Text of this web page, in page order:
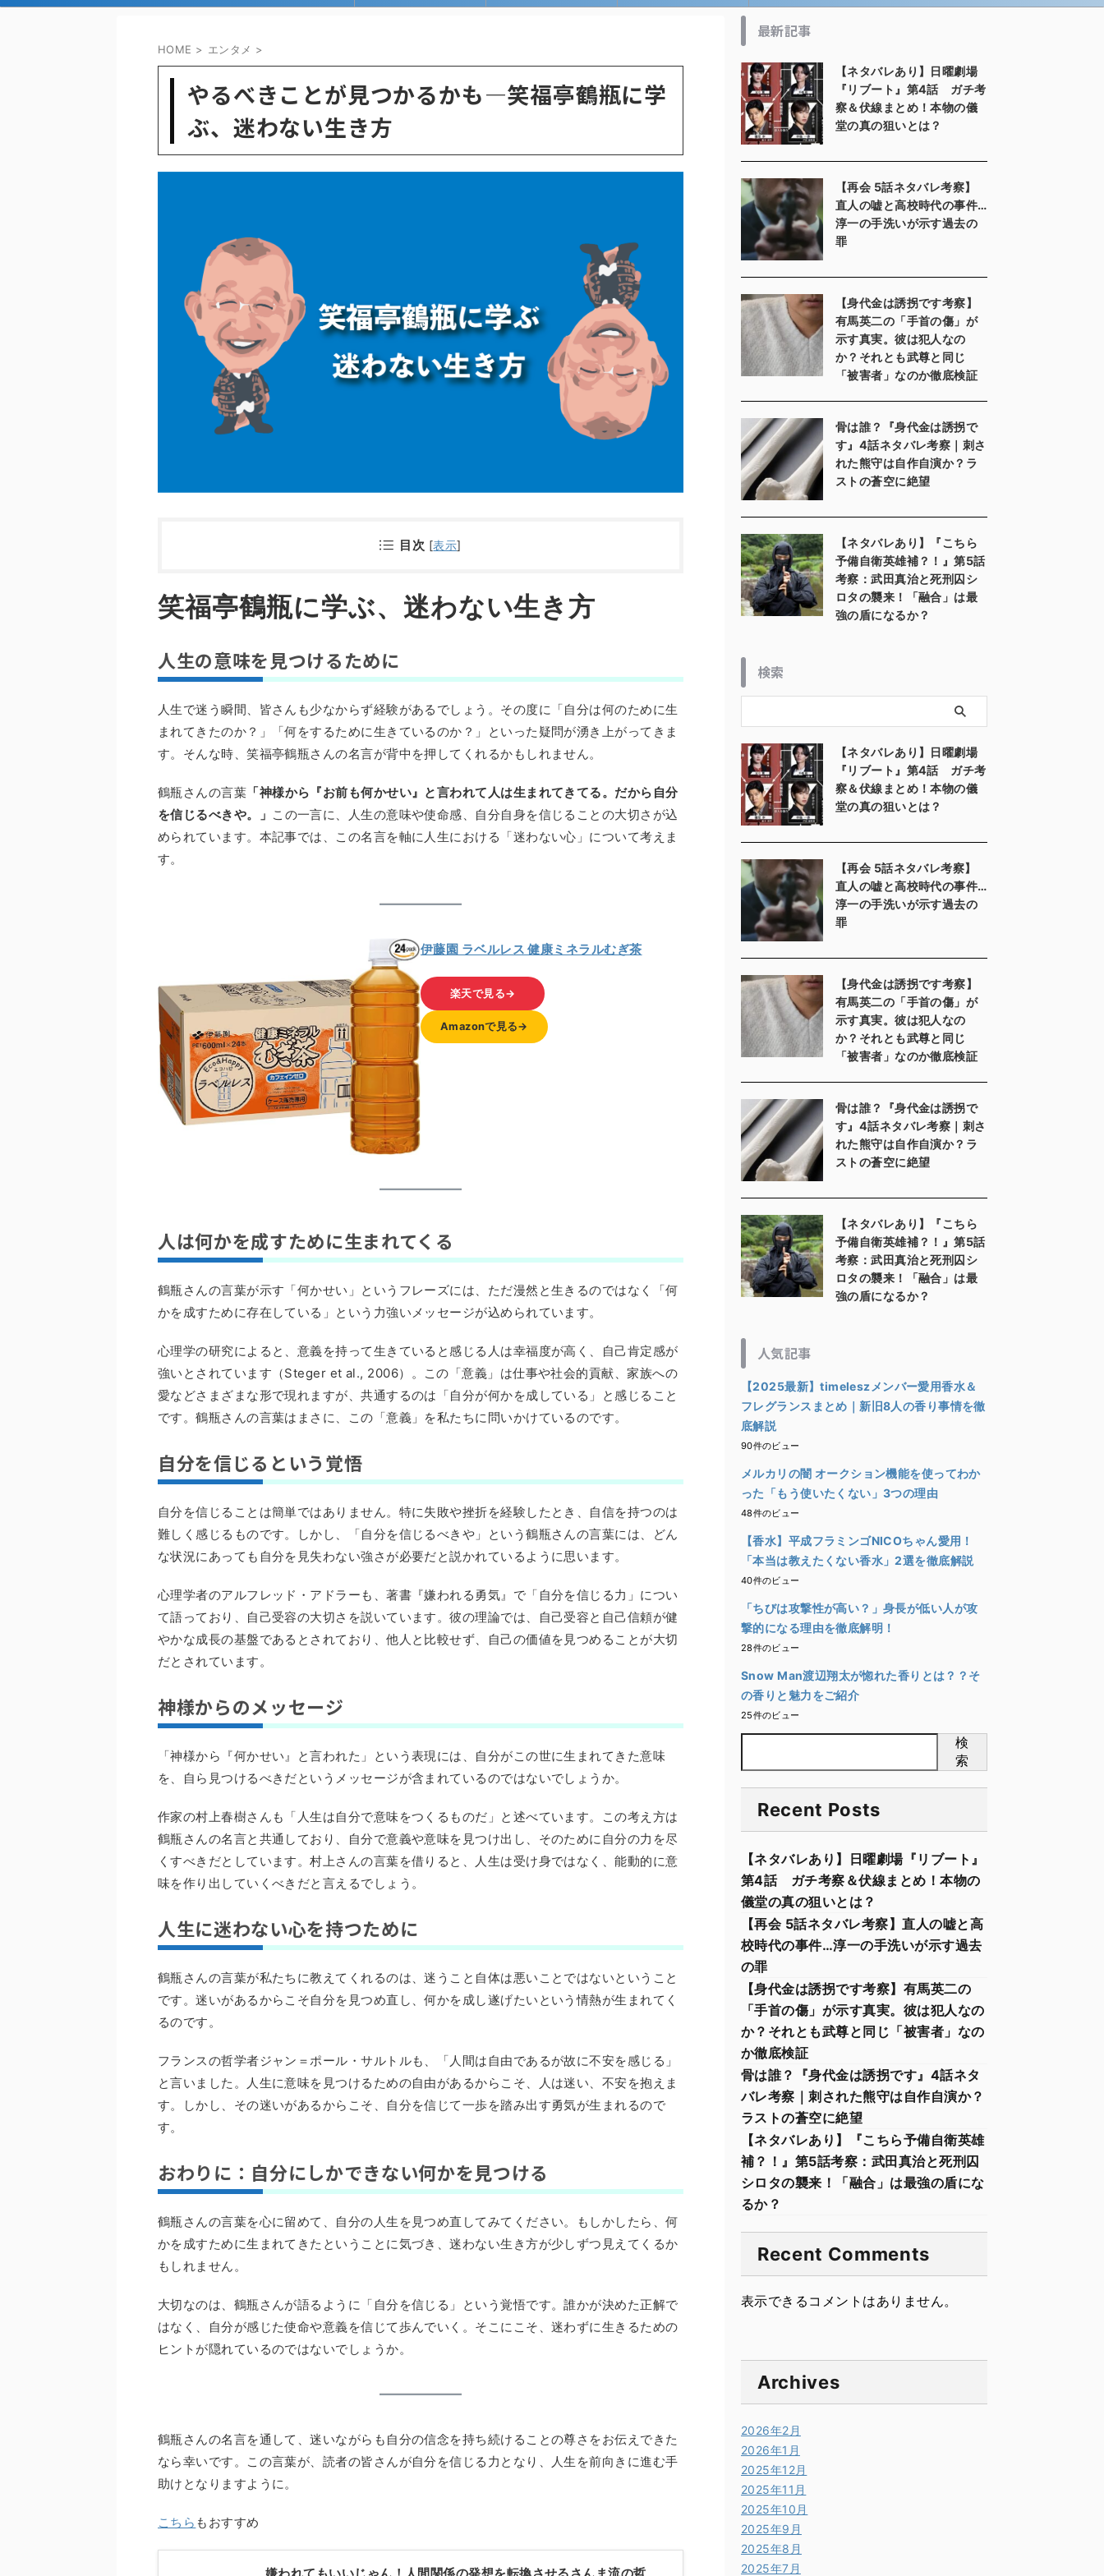
HOME > エンタメ >
やるべきことが見つかるかも—笑福亭鶴瓶に学
ぶ、迷わない生き方
目次 [表示]
笑福亭鶴瓶に学ぶ、迷わない生き方
人生の意味を見つけるために
人生で迷う瞬間、皆さんも少なからず経験があるでしょう。その度に「自分は何のために生
まれてきたのか？」「何をするために生きているのか？」といった疑問が湧き上がってきま
す。そんな時、笑福亭鶴瓶さんの名言が背中を押してくれるかもしれません。
鶴瓶さんの言葉 「神様から『お前も何かせい』と言われて人は生まれてきてる。だから自分
を信じるべきや。」 この一言に、人生の意味や使命感、自分自身を信じることの大切さが込
められています。本記事では、この名言を軸に人生における「迷わない心」について考えま
す。
伊藤園 ラベルレス 健康ミネラルむぎ茶
楽天で見る→
Amazonで見る→
人は何かを成すために生まれてくる
鶴瓶さんの言葉が示す「何かせい」というフレーズには、ただ漫然と生きるのではなく「何
かを成すために存在している」という力強いメッセージが込められています。
心理学の研究によると、意義を持って生きていると感じる人は幸福度が高く、自己肯定感が
強いとされています（Steger et al., 2006）。この「意義」は仕事や社会的貢献、家族への
愛などさまざまな形で現れますが、共通するのは「自分が何かを成している」と感じること
です。鶴瓶さんの言葉はまさに、この「意義」を私たちに問いかけているのです。
自分を信じるという覚悟
自分を信じることは簡単ではありません。特に失敗や挫折を経験したとき、自信を持つのは
難しく感じるものです。しかし、「自分を信じるべきや」という鶴瓶さんの言葉には、どん
な状況にあっても自分を見失わない強さが必要だと説かれているように思います。
心理学者のアルフレッド・アドラーも、著書『嫌われる勇気』で「自分を信じる力」につい
て語っており、自己受容の大切さを説いています。彼の理論では、自己受容と自己信頼が健
やかな成長の基盤であるとされており、他人と比較せず、自己の価値を見つめることが大切
だとされています。
神様からのメッセージ
「神様から『何かせい』と言われた」という表現には、自分がこの世に生まれてきた意味
を、自ら見つけるべきだというメッセージが含まれているのではないでしょうか。
作家の村上春樹さんも「人生は自分で意味をつくるものだ」と述べています。この考え方は
鶴瓶さんの名言と共通しており、自分で意義や意味を見つけ出し、そのために自分の力を尽
くすべきだとしています。村上さんの言葉を借りると、人生は受け身ではなく、能動的に意
味を作り出していくべきだと言えるでしょう。
人生に迷わない心を持つために
鶴瓶さんの言葉が私たちに教えてくれるのは、迷うこと自体は悪いことではないということ
です。迷いがあるからこそ自分を見つめ直し、何かを成し遂げたいという情熱が生まれてく
るのです。
フランスの哲学者ジャン＝ポール・サルトルも、「人間は自由であるが故に不安を感じる」
と言いました。人生に意味を見つけるための自由があるからこそ、人は迷い、不安を抱えま
す。しかし、その迷いがあるからこそ、自分を信じて一歩を踏み出す勇気が生まれるので
す。
おわりに：自分にしかできない何かを見つける
鶴瓶さんの言葉を心に留めて、自分の人生を見つめ直してみてください。もしかしたら、何
かを成すために生まれてきたということに気づき、迷わない生き方が少しずつ見えてくるか
もしれません。
大切なのは、鶴瓶さんが語るように「自分を信じる」という覚悟です。誰かが決めた正解で
はなく、自分が感じた使命や意義を信じて歩んでいく。そこにこそ、迷わずに生きるための
ヒントが隠れているのではないでしょうか。
鶴瓶さんの名言を通して、迷いながらも自分の信念を持ち続けることの尊さをお伝えできた
なら幸いです。この言葉が、読者の皆さんが自分を信じる力となり、人生を前向きに進む手
助けとなりますように。
こちら もおすすめ
嫌われてもいいじゃん！人間関係の発想を転換させるさんま流の哲
最新記事
【ネタバレあり】日曜劇場
『リブート』第4話 ガチ考
察＆伏線まとめ！本物の儀
堂の真の狙いとは？
【再会 5話ネタバレ考察】
直人の嘘と高校時代の事件…
淳一の手洗いが示す過去の
罪
【身代金は誘拐です考察】
有馬英二の「手首の傷」が
示す真実。彼は犯人なの
か？それとも武尊と同じ
「被害者」なのか徹底検証
骨は誰？『身代金は誘拐で
す』4話ネタバレ考察｜刺さ
れた熊守は自作自演か？ラ
ストの蒼空に絶望
【ネタバレあり】『こちら
予備自衛英雄補？！』第5話
考察：武田真治と死刑囚シ
ロタの襲来！「融合」は最
強の盾になるか？
検索
【ネタバレあり】日曜劇場
『リブート』第4話 ガチ考
察＆伏線まとめ！本物の儀
堂の真の狙いとは？
【再会 5話ネタバレ考察】
直人の嘘と高校時代の事件…
淳一の手洗いが示す過去の
罪
【身代金は誘拐です考察】
有馬英二の「手首の傷」が
示す真実。彼は犯人なの
か？それとも武尊と同じ
「被害者」なのか徹底検証
骨は誰？『身代金は誘拐で
す』4話ネタバレ考察｜刺さ
れた熊守は自作自演か？ラ
ストの蒼空に絶望
【ネタバレあり】『こちら
予備自衛英雄補？！』第5話
考察：武田真治と死刑囚シ
ロタの襲来！「融合」は最
強の盾になるか？
人気記事
【2025最新】timeleszメンバー愛用香水＆
フレグランスまとめ｜新旧8人の香り事情を徹
底解説
90件のビュー
メルカリの闇 オークション機能を使ってわか
った「もう使いたくない」3つの理由
48件のビュー
【香水】平成フラミンゴNICOちゃん愛用！
「本当は教えたくない香水」2選を徹底解説
40件のビュー
「ちびは攻撃性が高い？」身長が低い人が攻
撃的になる理由を徹底解明！
28件のビュー
Snow Man渡辺翔太が惚れた香りとは？？そ
の香りと魅力をご紹介
25件のビュー
検
索
Recent Posts
【ネタバレあり】日曜劇場『リブート』
第4話 ガチ考察＆伏線まとめ！本物の
儀堂の真の狙いとは？
【再会 5話ネタバレ考察】直人の嘘と高
校時代の事件…淳一の手洗いが示す過去
の罪
【身代金は誘拐です考察】有馬英二の
「手首の傷」が示す真実。彼は犯人なの
か？それとも武尊と同じ「被害者」なの
か徹底検証
骨は誰？『身代金は誘拐です』4話ネタ
バレ考察｜刺された熊守は自作自演か？
ラストの蒼空に絶望
【ネタバレあり】『こちら予備自衛英雄
補？！』第5話考察：武田真治と死刑囚
シロタの襲来！「融合」は最強の盾にな
るか？
Recent Comments
表示できるコメントはありません。
Archives
2026年2月
2026年1月
2025年12月
2025年11月
2025年10月
2025年9月
2025年8月
2025年7月